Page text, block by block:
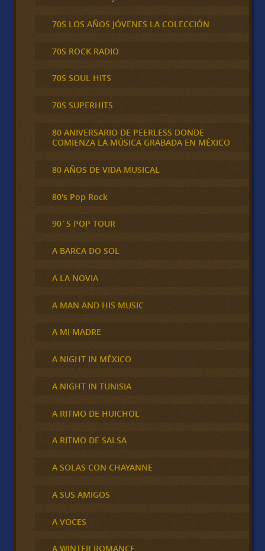
70S LOS AÑOS JÓVENES LA COLECCIÓN
70S ROCK RADIO
70S SOUL HITS
70S SUPERHITS
80 ANIVERSARIO DE PEERLESS DONDE
COMIENZA LA MÚSICA GRABADA EN MÉXICO
80 AÑOS DE VIDA MUSICAL
80's Pop Rock
90´S POP TOUR
A BARCA DO SOL
A LA NOVIA
A MAN AND HIS MUSIC
A MI MADRE
A NIGHT IN MÉXICO
A NIGHT IN TUNISIA
A RITMO DE HUICHOL
A RITMO DE SALSA
A SOLAS CON CHAYANNE
A SUS AMIGOS
A VOCES
A WINTER ROMANCE